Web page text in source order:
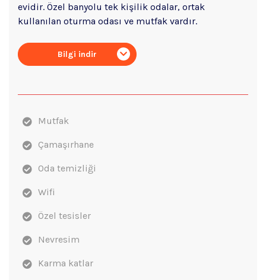
evidir. Özel banyolu tek kişilik odalar, ortak
kullanılan oturma odası ve mutfak vardır.
Bilgi indir
Mutfak
Çamaşırhane
Oda temizliği
Wifi
Özel tesisler
Nevresim
Karma katlar